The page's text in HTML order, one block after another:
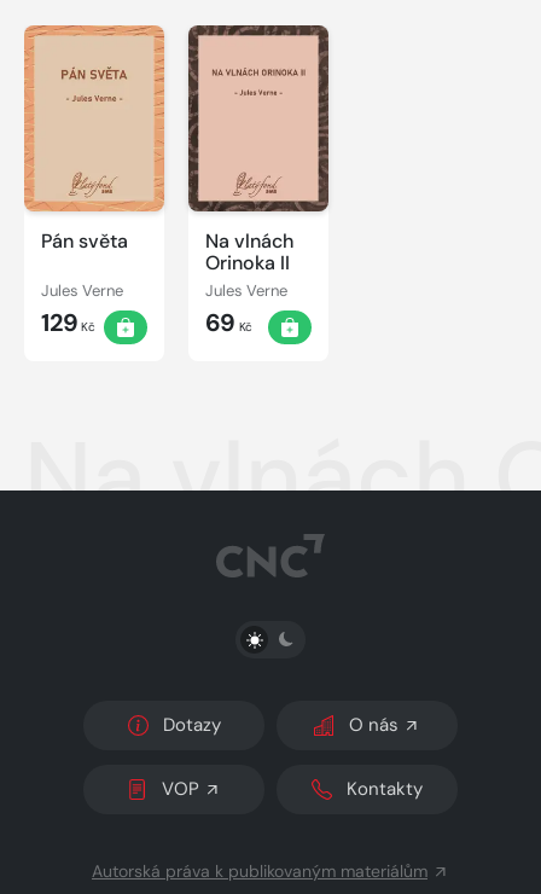
Pán světa
Jules Verne
129 Kč
Na vlnách
Orinoka II
Jules Verne
69 Kč
Na vlnách
PŘEPNOUT SVĚTLÝ/TMAVÝ REŽIM
Dotazy O nás
VOP Kontakty
Autorská práva k publikovaným materiálům